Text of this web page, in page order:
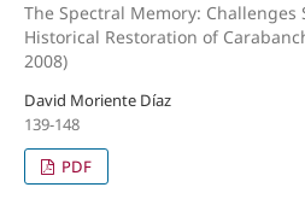
The Spectral Memory:
Historical Restoration of
2008)
David Moriente Díaz
139-148
PDF